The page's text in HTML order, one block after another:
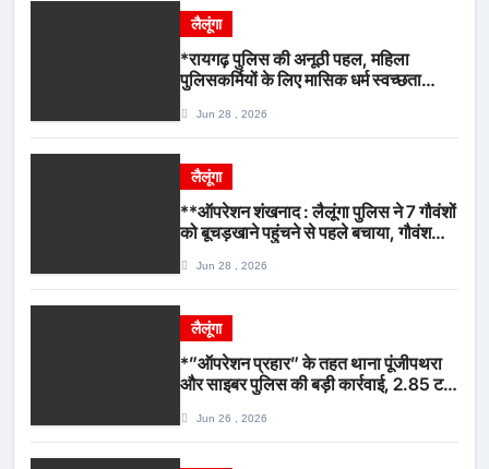
लैलूंगा
*रायगढ़ पुलिस की अनूठी पहल, महिला
पुलिसकर्मियों के लिए मासिक धर्म स्वच्छता
Jun 28 , 2026
लैलूंगा
**ऑपरेशन शंखनाद : लैलूंगा पुलिस ने 7 गौवंशों
को बूचड़खाने पहुंचने से पहले बचाया, गौवंश
Jun 28 , 2026
लैलूंगा
*”ऑपरेशन प्रहार” के तहत थाना पूंजीपथरा
और साइबर पुलिस की बड़ी कार्रवाई, 2.85 टन
Jun 26 , 2026